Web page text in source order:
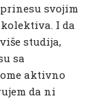
svojim
I da
studija,
sa
aktivno
da ni